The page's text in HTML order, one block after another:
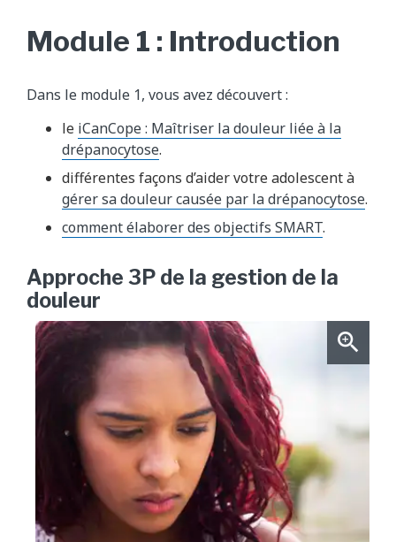
Module 1 : Introduction
Dans le module 1, vous avez découvert :
le iCanCope : Maîtriser la douleur liée à la
drépanocytose.
différentes façons d’aider votre adolescent à
gérer sa douleur causée par la drépanocytose.
comment élaborer des objectifs SMART.
Approche 3P de la gestion de la
douleur